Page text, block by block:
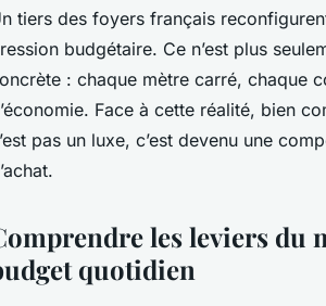
stratégies
budget
tiers des foyers français
budgétaire. Ce n’est plus
: chaque mètre carré, chaque
Face à cette réalité, bien
pas un luxe, c’est devenu une
les leviers
quotidien